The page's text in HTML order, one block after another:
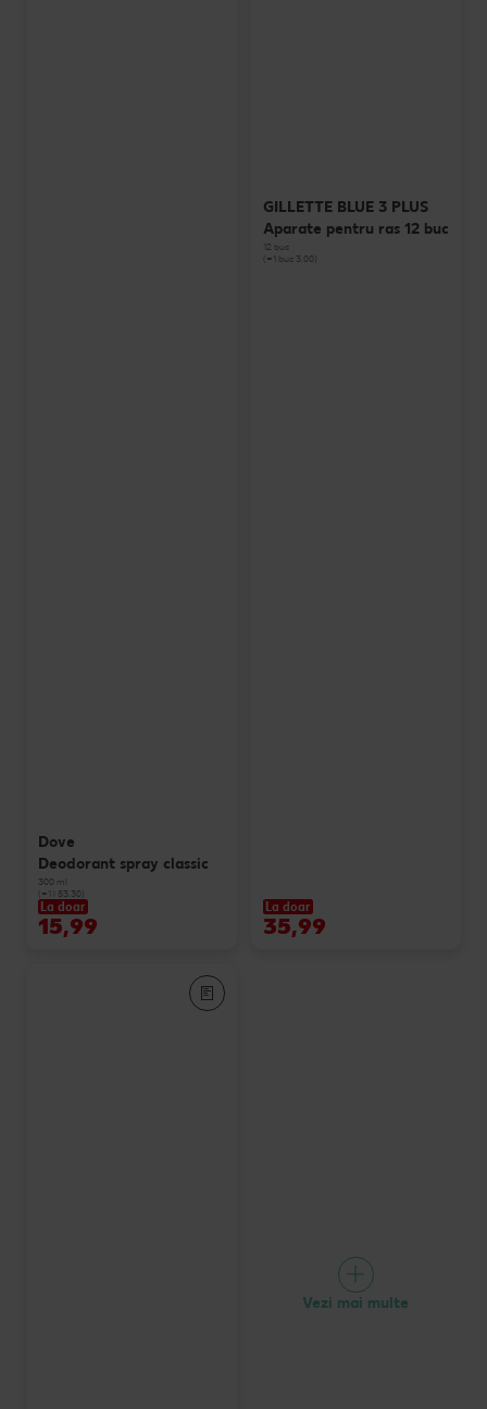
Dove
Deodorant spray classic
300 ml
(=1 l 53.30)
La doar
15,99
GILLETTE BLUE 3 PLUS
Aparate pentru ras 12 buc
12 buc
(=1 buc 3.00)
La doar
35,99
Vezi mai multe